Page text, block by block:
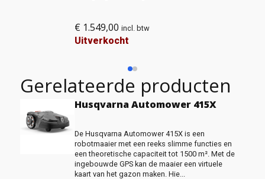
€ 1.549,00 incl. btw
Uitverkocht
Gerelateerde producten
Husqvarna Automower 415X
De Husqvarna Automower 415X is een
robotmaaier met een reeks slimme functies en
een theoretische capaciteit tot 1500 m². Met de
ingebouwde GPS kan de maaier een virtuele
kaart van het gazon maken. Hie...